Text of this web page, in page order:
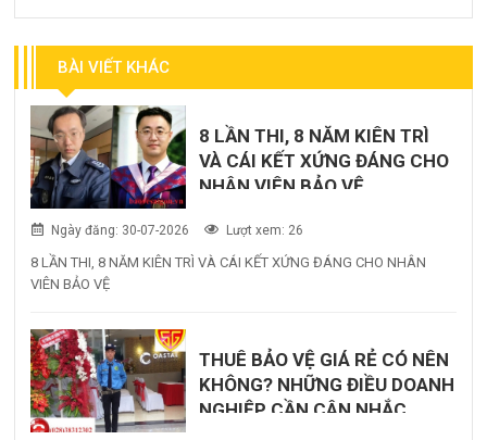
BÀI VIẾT KHÁC
8 LẦN THI, 8 NĂM KIÊN TRÌ
VÀ CÁI KẾT XỨNG ĐÁNG CHO
NHÂN VIÊN BẢO VỆ
Ngày đăng: 30-07-2026 Lượt xem: 26
8 LẦN THI, 8 NĂM KIÊN TRÌ VÀ CÁI KẾT XỨNG ĐÁNG CHO NHÂN
VIÊN BẢO VỆ
THUÊ BẢO VỆ GIÁ RẺ CÓ NÊN
KHÔNG? NHỮNG ĐIỀU DOANH
NGHIỆP CẦN CÂN NHẮC